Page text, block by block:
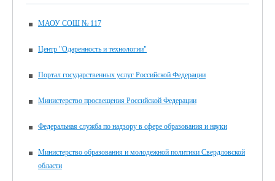
МАОУ СОШ № 117
Центр "Одаренность и технологии"
Портал государственных услуг Российской Федерации
Министерство просвещения Российской Федерации
Федеральная служба по надзору в сфере образования и науки
Министерство образования и молодежной политики Свердловской
области